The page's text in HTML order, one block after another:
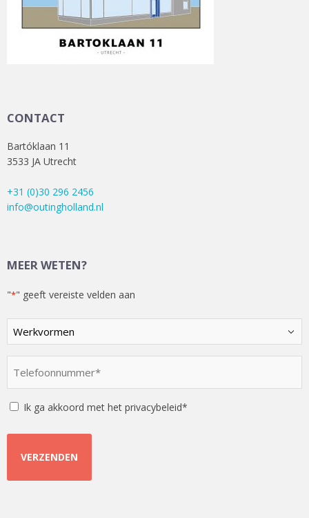
CONTACT
Bartóklaan 11
3533 JA Utrecht
+31 (0)30 296 2456
info@outingholland.nl
MEER WETEN?
"*" geeft vereiste velden aan
Kies
een
optie
Instemming
Ik ga akkoord met het privacybeleid*